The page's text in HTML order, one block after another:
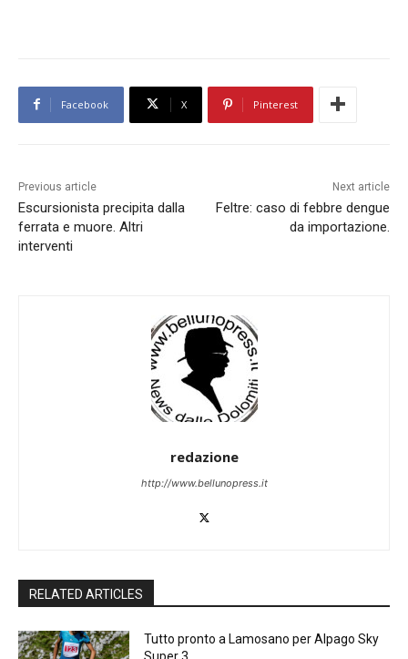
Facebook X Pinterest
Previous article
Escursionista precipita dalla
ferrata e muore. Altri
interventi
Next article
Feltre: caso di febbre dengue
da importazione.
redazione
http://www.bellunopress.it
RELATED ARTICLES
Tutto pronto a Lamosano per Alpago Sky
Super 3